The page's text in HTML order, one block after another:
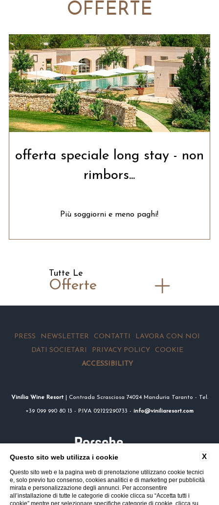
OFFERTE
offerta speciale long stay - non
rimbors...
Più soggiorni e meno paghi!
Tutte Le
Offerte
PRESS NEWSLETTER CONTATTI
LAVORA CON NOI
DATI SOCIETARI
PRIVACY POLICY
COOKIE
ACCESSIBILITY
Vinilia Wine Resort| Contrada Scrasciosa 74024 Manduria Taranto - Tel.
+39 099 990 80 13 - P.IVA 02122290733 - info@viniliaresort.com
X
Questo sito web utilizza i cookie
Questo sito web e la pagina web di prenotazione utilizzano cookie tecnici
e, solo previo tuo consenso, cookies analitici e di marketing per pubblicità
mirata e personalizzazione degli annunci. Per acconsentire
all’installazione di tutte le categorie di cookie clicca su “Accetta tutti i
cookie” mentre per selezionare specifiche categorie di cookie, clicca su